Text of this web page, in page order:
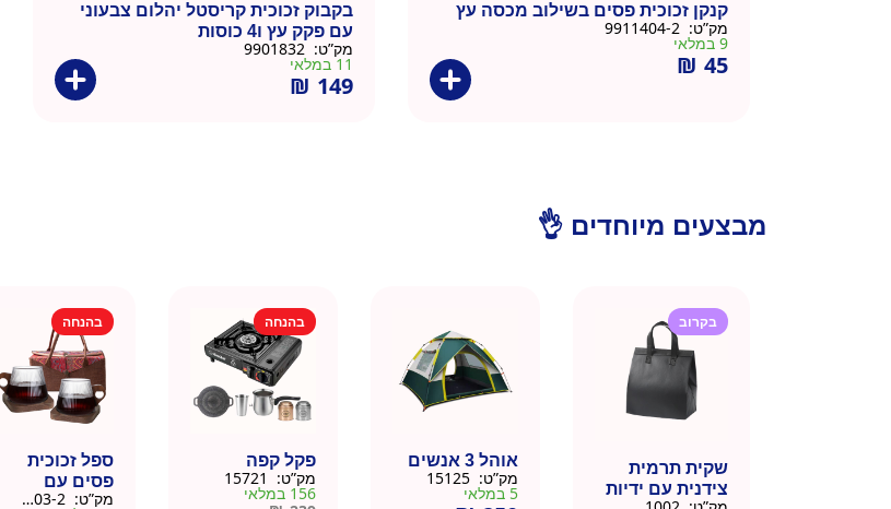
קנקן זכוכית פסים בשילוב מכסה עץ
מק”ט:
9 במלאי
₪ 45
בקבוק זכוכית קריסטל יהלום צבעוני
עם פקק עץ ו4 כוסות
מק”ט: 9901832
11 במלאי
₪ 149
מבצעים מיוחדים 👌
בקרוב
שקית תרמית
צידנית עם ידיות
אוהל 3 אנשים
מק”ט:
5 במלאי
בהנחה
פקל קפה
מק”ט:
156 במלאי
בהנחה
ספל זכוכית
פסים עם
תחתית וידית עץ
מק”ט: